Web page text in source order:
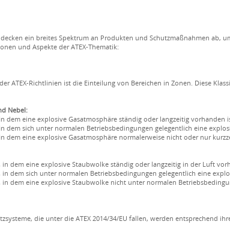
decken ein breites Spektrum an Produkten und Schutzmaßnahmen
und Aspekte der ATEX-Thematik:
ATEX-Richtlinien ist die Einteilung von Bereichen in Zonen. Diese
Nebel:
dem eine explosive Gasatmosphäre ständig oder langzeitig vorhanden
dem sich unter normalen Betriebsbedingungen gelegentlich eine
dem eine explosive Gasatmosphäre normalerweise nicht oder nur
in dem eine explosive Staubwolke ständig oder langzeitig in der Luft
in dem sich unter normalen Betriebsbedingungen gelegentlich eine
in dem eine explosive Staubwolke nicht unter normalen
die unter die ATEX 2014/34/EU fallen, werden entsprechend